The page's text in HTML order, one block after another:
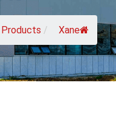
Xane
/
Products